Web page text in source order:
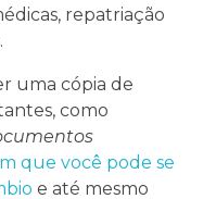
repatriação
uma cópia de
como
que você pode se
e até mesmo